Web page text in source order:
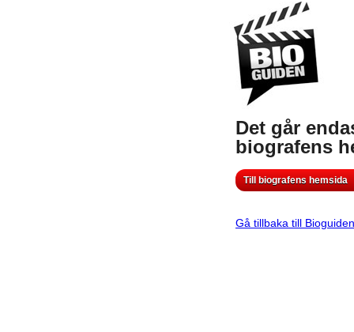
Det går
biografens
Till biografens hemsida
Gå tillbaka till Bioguiden